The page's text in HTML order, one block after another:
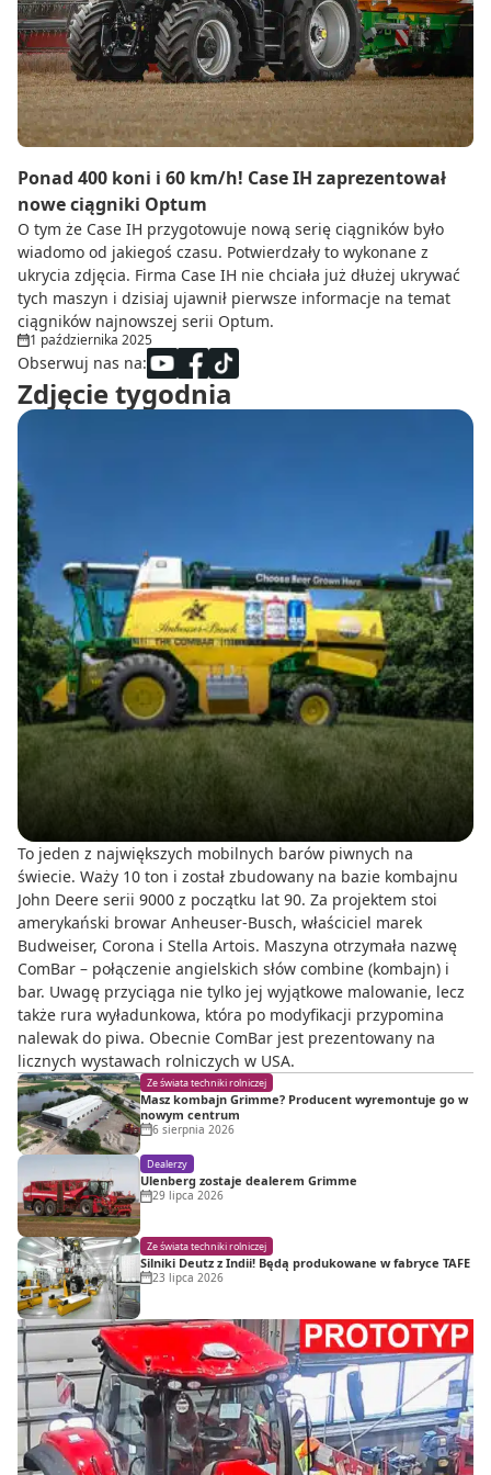
Do zbioru
Rolnictwo precyzyjne
Dealerzy
Ze świata techniki rolniczej
Ponad 400 koni i 60 km/h! Case IH zaprezentował
nowe ciągniki Optum
O tym że Case IH przygotowuje nową serię ciągników było
wiadomo od jakiegoś czasu. Potwierdzały to wykonane z
ukrycia zdjęcia. Firma Case IH nie chciała już dłużej ukrywać
tych maszyn i dzisiaj ujawnił pierwsze informacje na temat
ciągników najnowszej serii Optum.
1 października 2025
Obserwuj nas na:
Zdjęcie tygodnia
To jeden z największych mobilnych barów piwnych na
świecie. Waży 10 ton i został zbudowany na bazie kombajnu
John Deere serii 9000 z początku lat 90. Za projektem stoi
amerykański browar Anheuser-Busch, właściciel marek
Budweiser, Corona i Stella Artois. Maszyna otrzymała nazwę
ComBar – połączenie angielskich słów combine (kombajn) i
bar. Uwagę przyciąga nie tylko jej wyjątkowe malowanie, lecz
także rura wyładunkowa, która po modyfikacji przypomina
nalewak do piwa. Obecnie ComBar jest prezentowany na
licznych wystawach rolniczych w USA.
Ze świata techniki rolniczej
Masz kombajn Grimme? Producent wyremontuje go w
nowym centrum
6 sierpnia 2026
Dealerzy
Ulenberg zostaje dealerem Grimme
29 lipca 2026
Ze świata techniki rolniczej
Silniki Deutz z Indii! Będą produkowane w fabryce TAFE
23 lipca 2026